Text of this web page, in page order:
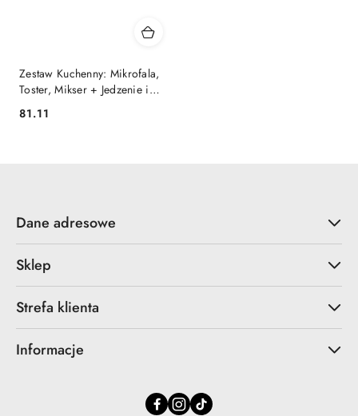
Zestaw Kuchenny: Mikrofala,
Toster, Mikser + Jedzenie i
Gotowanie
Cena:
81.11
Dane adresowe
Sklep
Strefa klienta
Informacje